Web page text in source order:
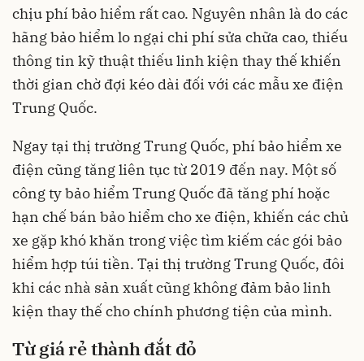
chịu phí bảo hiểm rất cao. Nguyên nhân là do các
hãng bảo hiểm lo ngại chi phí sửa chữa cao, thiếu
thông tin kỹ thuật thiếu linh kiện thay thế khiến
thời gian chờ đợi kéo dài đối với các mẫu xe điện
Trung Quốc.
Ngay tại thị trường Trung Quốc, phí bảo hiểm xe
điện cũng tăng liên tục từ 2019 đến nay. Một số
công ty bảo hiểm Trung Quốc đã tăng phí hoặc
hạn chế bán bảo hiểm cho xe điện, khiến các chủ
xe gặp khó khăn trong việc tìm kiếm các gói bảo
hiểm hợp túi tiền. Tại thị trường Trung Quốc, đôi
khi các nhà sản xuất cũng không đảm bảo linh
kiện thay thế cho chính phương tiện của mình.
Từ giá rẻ thành đắt đỏ